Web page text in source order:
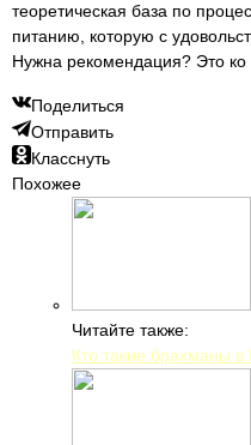
теоретическая база по
питанию, которую с
Нужна рекомендация? Это
Поделиться
Отправить
Класснуть
Похожее
Читайте также:
Кто такие брахманы в